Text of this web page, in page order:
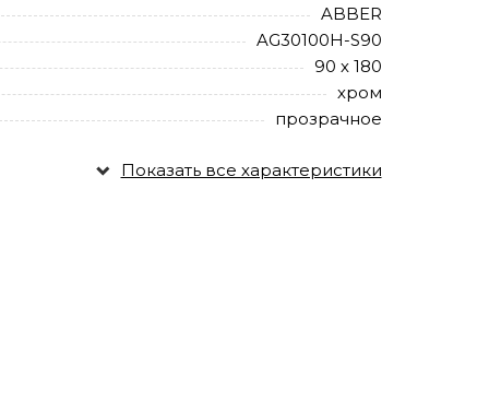
ABBER
AG30100H-S90
90 х 180
хром
прозрачное
Показать все характеристики